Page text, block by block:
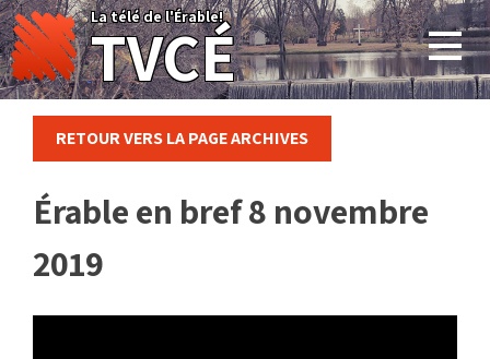
Skip
to
content
La télé de l'Érable!
TVCÉ
RETOUR VERS LA PAGE ARCHIVES
Érable en bref 8 novembre
2019